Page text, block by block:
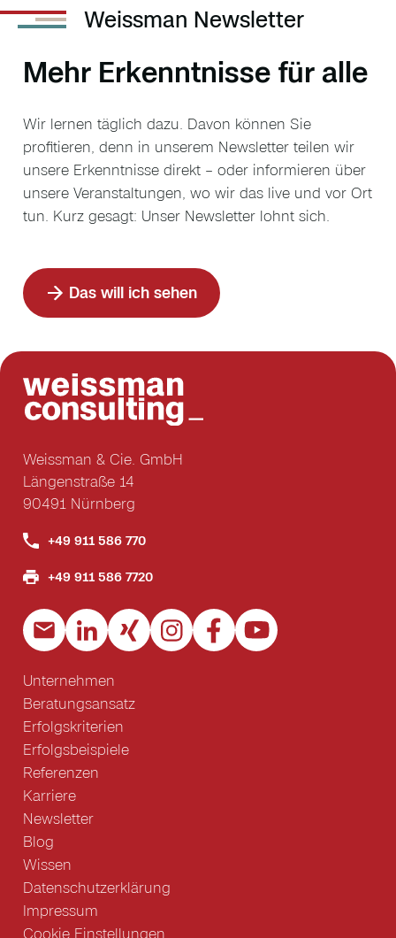
Weissman Newsletter
Mehr Erkenntnisse für alle
Wir lernen täglich dazu. Davon können Sie
profitieren, denn in unserem Newsletter teilen wir
unsere Erkenntnisse direkt – oder informieren über
unsere Veranstaltungen, wo wir das live und vor Ort
tun. Kurz gesagt: Unser Newsletter lohnt sich.
Das will ich sehen
Weissman & Cie. GmbH
Längenstraße 14
90491 Nürnberg
+49 911 586 770
+49 911 586 7720
Unternehmen
Beratungsansatz
Erfolgskriterien
Erfolgsbeispiele
Referenzen
Karriere
Newsletter
Blog
Wissen
Datenschutzerklärung
Impressum
Cookie Einstellungen